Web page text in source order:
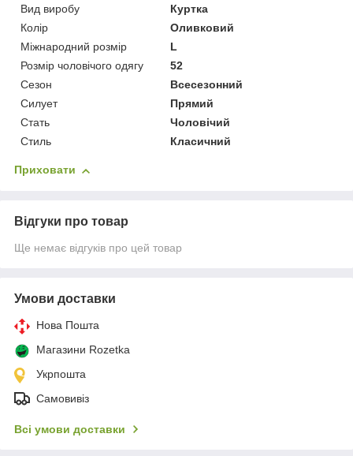
Вид виробу
Куртка
Колір
Оливковий
Міжнародний розмір
L
Розмір чоловічого одягу
52
Сезон
Всесезонний
Силует
Прямий
Стать
Чоловічий
Стиль
Класичний
Приховати
Відгуки про товар
Ще немає відгуків про цей товар
Умови доставки
Нова Пошта
Магазини Rozetka
Укрпошта
Самовивіз
Всі умови доставки